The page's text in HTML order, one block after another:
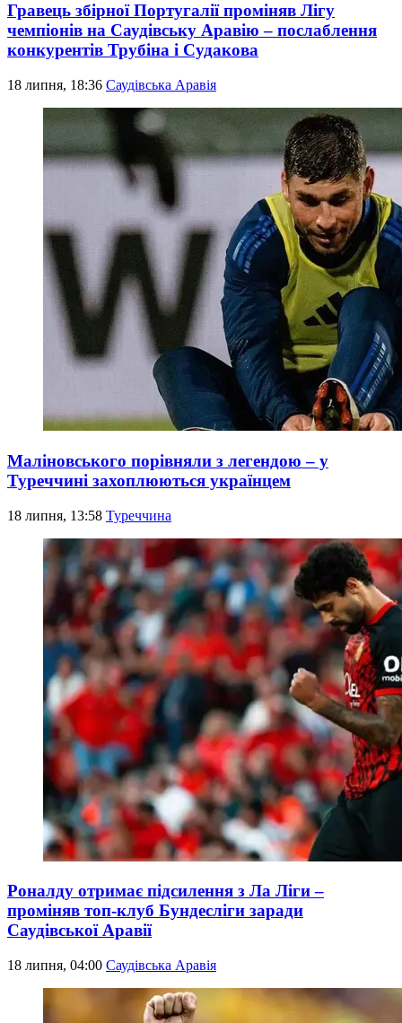
Гравець збірної Португалії проміняв Лігу
чемпіонів на Саудівську Аравію – послаблення
конкурентів Трубіна і Судакова
18 липня, 18:36 Саудівська Аравія
Маліновського порівняли з легендою – у
Туреччині захоплюються українцем
18 липня, 13:58 Туреччина
Роналду отримає підсилення з Ла Ліги –
проміняв топ-клуб Бундесліги заради
Саудівської Аравії
18 липня, 04:00 Саудівська Аравія